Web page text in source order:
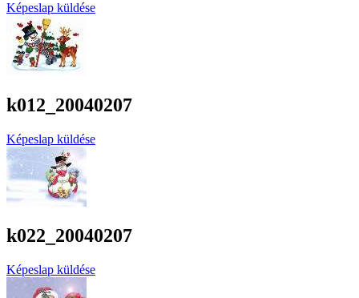
Képeslap küldése
k012_20040207
Képeslap küldése
k022_20040207
Képeslap küldése